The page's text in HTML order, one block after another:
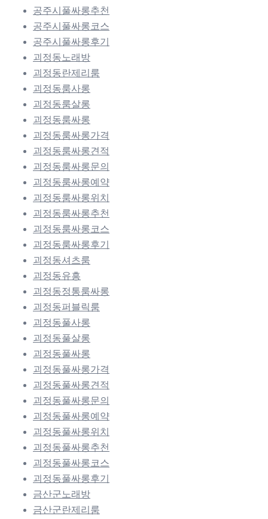
공주시풀싸롱추천
공주시풀싸롱코스
공주시풀싸롱후기
괴정동노래방
괴정동란제리룸
괴정동룸사롱
괴정동룸살롱
괴정동룸싸롱
괴정동룸싸롱가격
괴정동룸싸롱견적
괴정동룸싸롱문의
괴정동룸싸롱예약
괴정동룸싸롱위치
괴정동룸싸롱추천
괴정동룸싸롱코스
괴정동룸싸롱후기
괴정동셔츠룸
괴정동유흥
괴정동정통룸싸롱
괴정동퍼블릭룸
괴정동풀사롱
괴정동풀살롱
괴정동풀싸롱
괴정동풀싸롱가격
괴정동풀싸롱견적
괴정동풀싸롱문의
괴정동풀싸롱예약
괴정동풀싸롱위치
괴정동풀싸롱추천
괴정동풀싸롱코스
괴정동풀싸롱후기
금산군노래방
금산군란제리룸